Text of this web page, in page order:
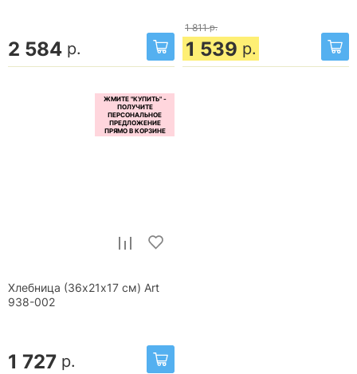
2 584 р.
1 811 р.
1 539 р.
Хлебница (36х21х17 см) Art
938-002
1 727 р.